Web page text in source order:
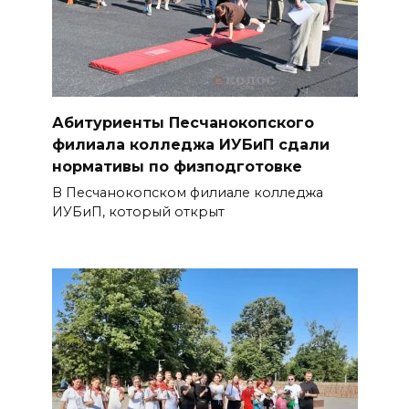
06 августа 2026 15:20
Александр Брод – о
современных подходах к
контролю за выборами и
подготовке наблюдателей на
Дону
06 августа 2026 15:12
06 августа 2026 15:10
В Ростовской области до
конца года откроют 49
спортивных объектов
Абитуриенты Песчанокопского
филиала колледжа ИУБиП сдали
нормативы по физподготовке
В Песчанокопском филиале колледжа
ИУБиП, который открыт